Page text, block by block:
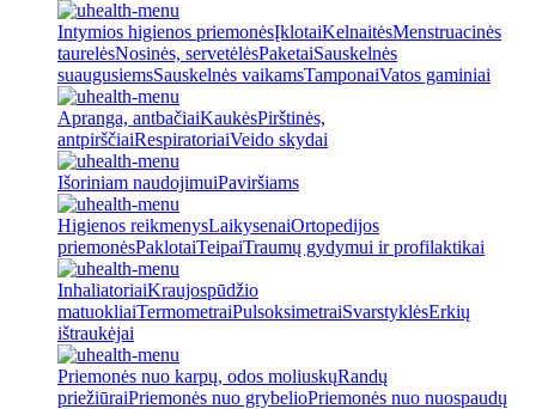
Intymios higienos priemonėsĮklotaiKelnaitėsMenstruacinės
taurelėsNosinės, servetėlėsPaketaiSauskelnės
suaugusiemsSauskelnės vaikamsTamponaiVatos gaminiai
Apranga, antbačiaiKaukėsPirštinės,
antpirščiaiRespiratoriaiVeido skydai
Išoriniam naudojimuiPaviršiams
Higienos reikmenysLaikysenaiOrtopedijos
priemonėsPaklotaiTeipaiTraumų gydymui ir profilaktikai
InhaliatoriaiKraujospūdžio
matuokliaiTermometraiPulsoksimetraiSvarstyklėsErkių
ištraukėjai
Priemonės nuo karpų, odos moliuskųRandų
priežiūraiPriemonės nuo grybelioPriemonės nuo nuospaudų